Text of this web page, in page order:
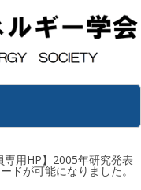
用HP】2005年研究発表
ドが可能になりました。